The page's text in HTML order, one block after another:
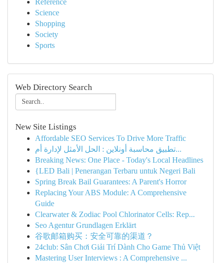
Reference
Science
Shopping
Society
Sports
Web Directory Search
New Site Listings
Affordable SEO Services To Drive More Traffic
تطبيق محاسبة أونلاين : الحل الأمثل لإدارة أم...
Breaking News: One Place - Today's Local Headlines
{LED Bali | Penerangan Terbaru untuk Negeri Bali
Spring Break Bail Guarantees: A Parent's Horror
Replacing Your ABS Module: A Comprehensive
Guide
Clearwater & Zodiac Pool Chlorinator Cells: Rep...
Seo Agentur Grundlagen Erklärt
谷歌邮箱购买：安全可靠的渠道？
24club: Sân Chơi Giải Trí Dành Cho Game Thủ Việt
Mastering User Interviews : A Comprehensive ...